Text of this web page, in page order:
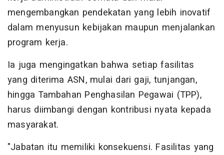
mengembangkan pendekatan yang lebih inovatif
dalam menyusun kebijakan maupun menjalankan
program kerja.
Ia juga mengingatkan bahwa setiap fasilitas
yang diterima ASN, mulai dari gaji, tunjangan,
hingga Tambahan Penghasilan Pegawai (TPP),
harus diimbangi dengan kontribusi nyata kepada
masyarakat.
"Jabatan itu memiliki konsekuensi. Fasilitas yang